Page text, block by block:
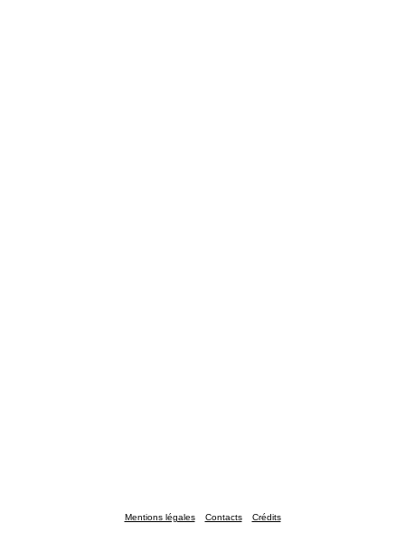
Mentions légales Contacts Crédits